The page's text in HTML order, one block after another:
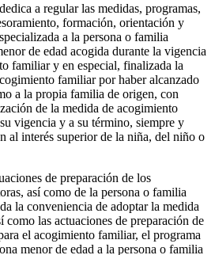
a regular las medidas, programas,
formación, orientación y
a la persona o familia
de edad acogida durante la vigencia
familiar y en especial, finalizada la
familiar por haber alcanzado
a la propia familia de origen, con
de la medida de acogimiento
vigencia y a su término, siempre y
al interés superior de la niña, del niño o
de preparación de los
así como de la persona o familia
la conveniencia de adoptar la medida
las actuaciones de preparación de
el acogimiento familiar, el programa
menor de edad a la persona o familia